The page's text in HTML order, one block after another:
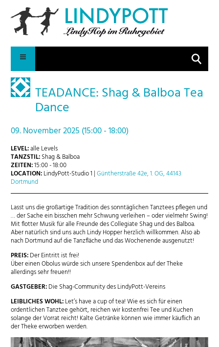
Suche
TEADANCE: Shag & Balboa Tea
Dance
09. November 2025 (15:00 - 18:00)
LEVEL:alle Levels
TANZSTIL:Shag & Balboa
ZEITEN:15:00 - 18:00
LOCATION:LindyPott-Studio 1 |Güntherstraße 42e, 1. OG, 44143
Dortmund
Lasst uns die großartige Tradition des sonntäglichen Tanztees pflegen und
… der Sache ein bisschen mehr Schwung verleihen – oder vielmehr Swing!
Mit flotter Musik für alle Freunde des Collegiate Shag und des Balboa.
Aber natürlich sind uns auch Lindy Hopper herzlich willkommen. Also ab
nach Dortmund auf die Tanzfläche und das Wochenende ausgenutzt!
PREIS:Der Eintritt ist frei!
Über einen Obolus würde sich unsere Spendenbox auf der Theke
allerdings sehr freuen!!
GASTGEBER:Die Shag-Community des LindyPott-Vereins
LEIBLICHES WOHL:Let’s have a cup of tea! Wie es sich für einen
ordentlichen Tanztee gehört, reichen wir kostenfrei Tee und Kuchen
solange der Vorrat reicht! Kalte Getränke können wie immer käuflich an
der Theke erworben werden.